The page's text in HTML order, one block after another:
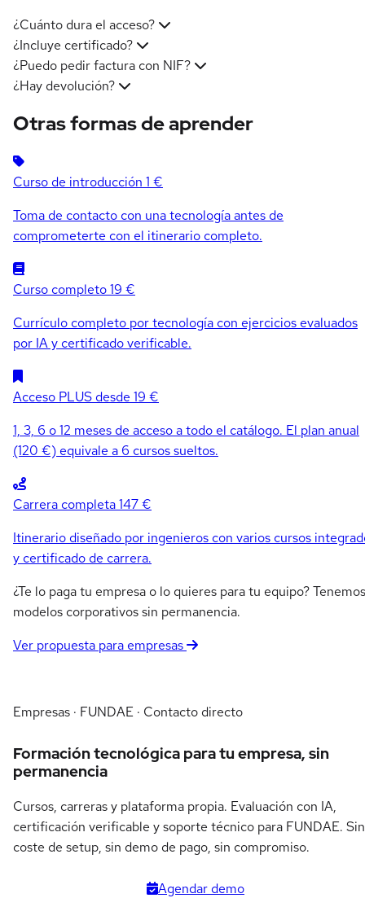
¿Cuánto dura el acceso?
¿Incluye certificado?
¿Puedo pedir factura con NIF?
¿Hay devolución?
Otras formas de aprender
Curso de introducción 1 €
Toma de contacto con una tecnología antes de
comprometerte con el itinerario completo.
Curso completo19 €
Currículo completo por tecnología con ejercicios evaluados
por IA y certificado verificable.
Acceso PLUS desde 19 €
1, 3, 6 o 12 meses de acceso a todo el catálogo. El plan anual
(120 €) equivale a 6 cursos sueltos.
Carrera completa147 €
Itinerario diseñado por ingenieros con varios cursos
y certificado de carrera.
¿Te lo paga tu empresa o lo quieres para tu equipo? Tenemos
modelos corporativos sin permanencia.
Ver propuesta para empresas
Empresas · FUNDAE · Contacto directo
Formación tecnológica para tu empresa, sin
permanencia
Cursos, carreras y plataforma propia. Evaluación con IA,
certificación verificable y soporte técnico para FUNDAE. Sin
coste de setup, sin demo de pago, sin compromiso.
Agendar demo